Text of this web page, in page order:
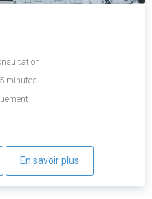
minutes
En savoir plus